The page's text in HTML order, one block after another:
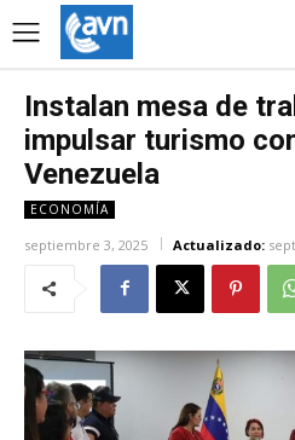
Instalan mesa de
impulsar turismo
Venezuela
ECONOMÍA
septiembre 3, 2025 Actualizado: